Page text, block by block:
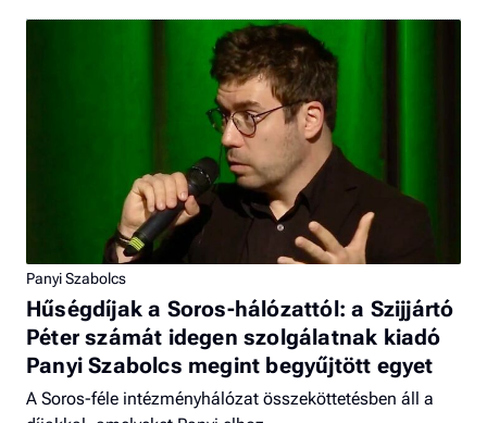
Panyi Szabolcs
Hűségdíjak a Soros-hálózattól: a Szijjártó
Péter számát idegen szolgálatnak kiadó
Panyi Szabolcs megint begyűjtött egyet
A Soros-féle intézményhálózat összeköttetésben áll a